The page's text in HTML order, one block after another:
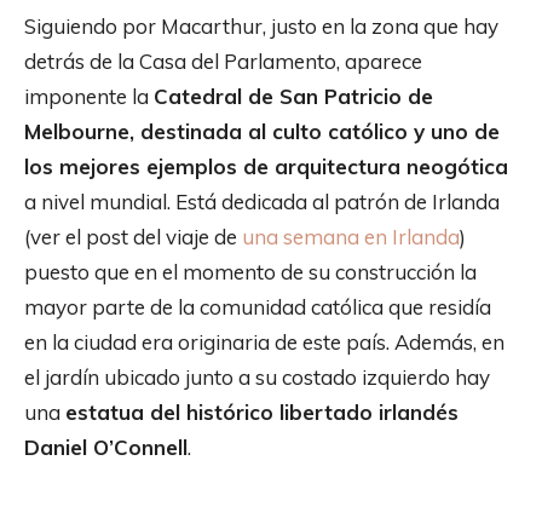
Siguiendo por Macarthur, justo en la zona que hay
detrás de la Casa del Parlamento, aparece
imponente la Catedral de San Patricio de
Melbourne, destinada al culto católico y uno de
los mejores ejemplos de arquitectura neogótica
a nivel mundial. Está dedicada al patrón de Irlanda
(ver el post del viaje de una semana en Irlanda)
puesto que en el momento de su construcción la
mayor parte de la comunidad católica que residía
en la ciudad era originaria de este país. Además, en
el jardín ubicado junto a su costado izquierdo hay
una estatua del histórico libertado irlandés
Daniel O’Connell.